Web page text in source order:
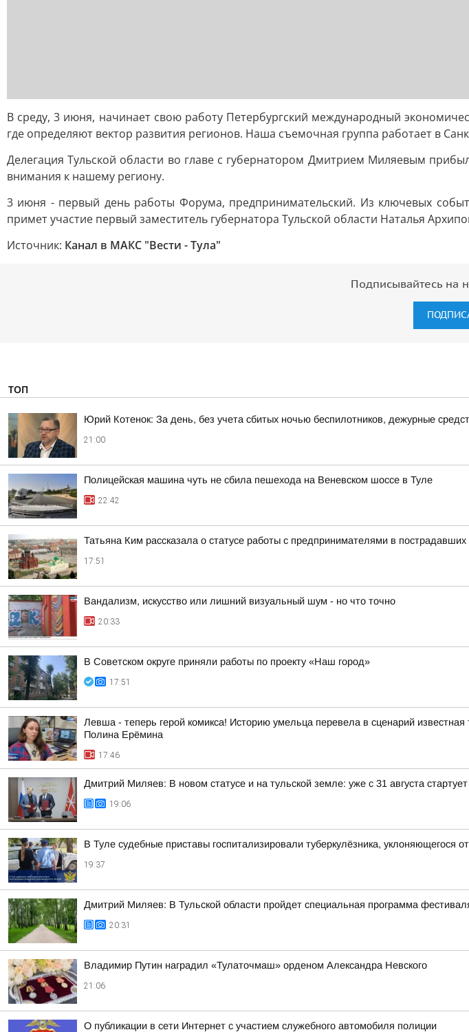
В среду, 3 июня, начинает свою работу Петербургский международный
где определяют вектор развития регионов. Наша съемочная группа работает в
Делегация Тульской области во главе с губернатором Дмитрием Миляевым
внимания к нашему региону.
3 июня - первый день работы Форума, предпринимательский. Из ключевых
примет участие первый заместитель губернатора Тульской области Наталья
Источник: Канал в МАКС "Вести - Тула"
Подписывайтесь на
ТОП
Юрий Котенок: За день, без учета сбитых ночью беспилотников, дежурные
21:00
Полицейская машина чуть не сбила пешехода на Веневском шоссе в Туле
22:42
Татьяна Ким рассказала о статусе работы с предпринимателями в пострадавших
17:51
Вандализм, искусство или лишний визуальный шум - но что точно
20:33
В Советском округе приняли работы по проекту «Наш город»
17:51
Левша - теперь герой комикса! Историю умельца перевела в сценарий
Полина Ерёмина
17:46
Дмитрий Миляев: В новом статусе и на тульской земле: уже с 31 августа
19:06
В Туле судебные приставы госпитализировали туберкулёзника, уклоняющегося
19:37
Дмитрий Миляев: В Тульской области пройдет специальная программа
20:31
Владимир Путин наградил «Тулаточмаш» орденом Александра Невского
21:06
О публикации в сети Интернет с участием служебного автомобиля полиции